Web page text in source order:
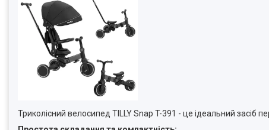
Триколісний велосипед TILLY Snap T-391 - це ідеальний засіб